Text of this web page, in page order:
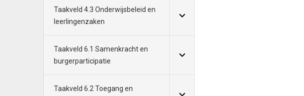
Taakveld 4.3 Onderwijsbeleid en
leerlingenzaken
Taakveld 6.1 Samenkracht en
burgerparticipatie
Taakveld 6.2 Toegang en